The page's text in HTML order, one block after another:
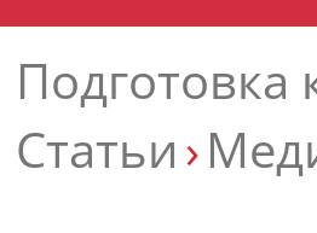
Подготовка
Статьи